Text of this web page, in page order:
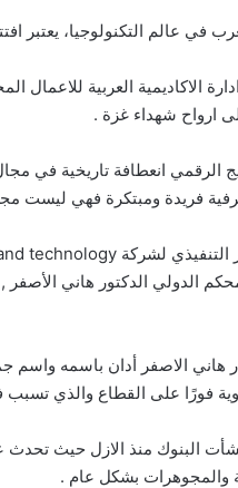
في عالم التكنولوجيا، يعتبر
الاكاديمية العربية للاعمال
ارواح شهداء غزة .
الرقمي انعطافة تاريخية في
فريدة ومبتكرة فهي ليست
الدولي الدكتور هاني
فورًا على القطاع والذي
البنوك منذ الازل حيث تحدث
والمجوهرات بشكل عام .